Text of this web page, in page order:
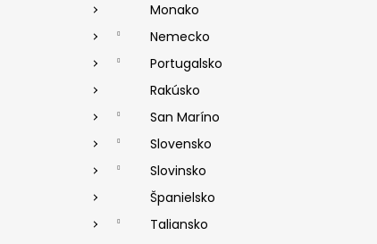
Monako
Nemecko
Portugalsko
Rakúsko
San Maríno
Slovensko
Slovinsko
Španielsko
Taliansko